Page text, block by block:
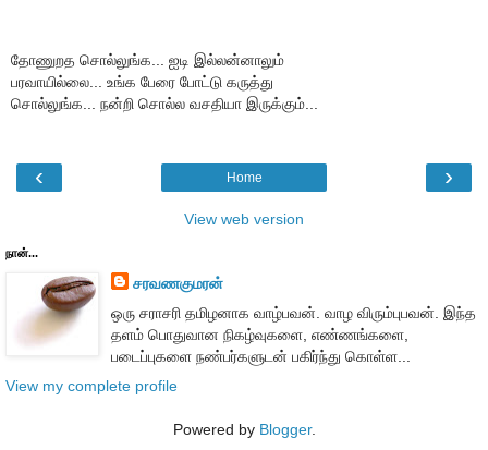
தோணுறத சொல்லுங்க... ஐடி இல்லன்னாலும்
பரவாயில்லை... உங்க பேரை போட்டு கருத்து
சொல்லுங்க... நன்றி சொல்ல வசதியா இருக்கும்...
‹ ›
Home
View web version
நான்...
சரவணகுமரன்
ஒரு சராசரி தமிழனாக வாழ்பவன். வாழ விரும்புபவன். இந்த
தளம் பொதுவான நிகழ்வுகளை, எண்ணங்களை,
படைப்புகளை நண்பர்களுடன் பகிர்ந்து கொள்ள...
View my complete profile
Powered by Blogger.